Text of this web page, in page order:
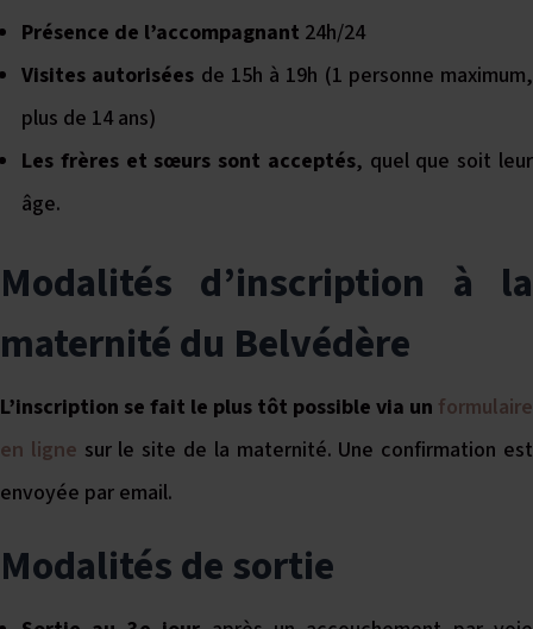
Présence de l’accompagnant 24h/24
Visites autorisées de 15h à 19h (1 personne maximum,
plus de 14 ans)
Les frères et sœurs sont acceptés, quel que soit leur
âge.
Modalités d’inscription à la
maternité du Belvédère
L’inscription se fait le plus tôt possible via un formulaire
en ligne sur le site de la maternité. Une confirmation est
envoyée par email.
Modalités de sortie